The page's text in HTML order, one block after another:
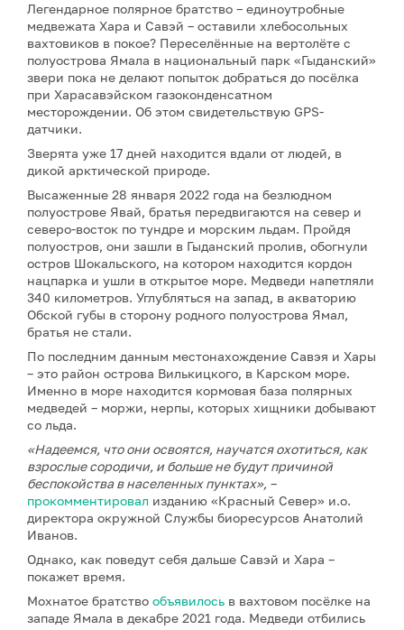
Легендарное полярное братство – единоутробные
медвежата Хара и Савэй – оставили хлебосольных
вахтовиков в покое? Переселённые на вертолёте с
полуострова Ямала в национальный парк «Гыданский»
звери пока не делают попыток добраться до посёлка
при Харасавэйском газоконденсатном
месторождении. Об этом свидетельствую GPS-
датчики.
Зверята уже 17 дней находится вдали от людей, в
дикой арктической природе.
Высаженные 28 января 2022 года на безлюдном
полуострове Явай, братья передвигаются на север и
северо-восток по тундре и морским льдам. Пройдя
полуостров, они зашли в Гыданский пролив, обогнули
остров Шокальского, на котором находится кордон
нацпарка и ушли в открытое море. Медведи напетляли
340 километров. Углубляться на запад, в акваторию
Обской губы в сторону родного полуострова Ямал,
братья не стали.
По последним данным местонахождение Савэя и Хары
– это район острова Вилькицкого, в Карском море.
Именно в море находится кормовая база полярных
медведей – моржи, нерпы, которых хищники добывают
со льда.
«Надеемся, что они освоятся, научатся охотиться, как
взрослые сородичи, и больше не будут причиной
беспокойства в населенных пунктах», –
прокомментировал изданию «Красный Север» и.о.
директора окружной Службы биоресурсов Анатолий
Иванов.
Однако, как поведут себя дальше Савэй и Хара –
покажет время.
Мохнатое братство объявилось в вахтовом посёлке на
западе Ямала в декабре 2021 года. Медведи отбились